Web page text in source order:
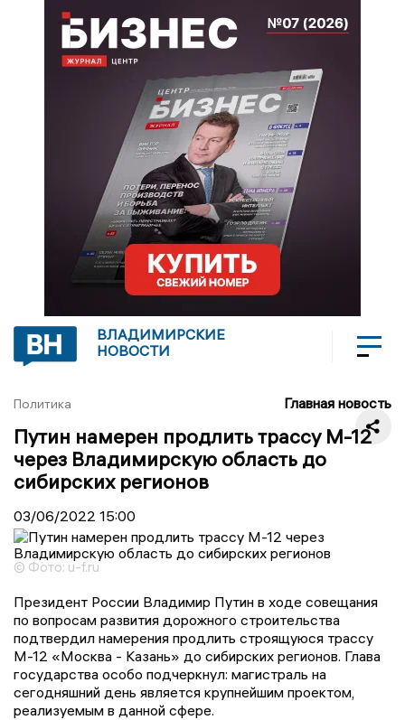
ВЛАДИМИРСКИЕ
НОВОСТИ
Политика Главная новость
Путин намерен продлить трассу М-12
через Владимирскую область до
сибирских регионов
03/06/2022 15:00
© Фото: u-f.ru
Президент России Владимир Путин в ходе совещания
по вопросам развития дорожного строительства
подтвердил намерения продлить строящуюся трассу
М-12 «Москва - Казань» до сибирских регионов. Глава
государства особо подчеркнул: магистраль на
сегодняшний день является крупнейшим проектом,
реализуемым в данной сфере.